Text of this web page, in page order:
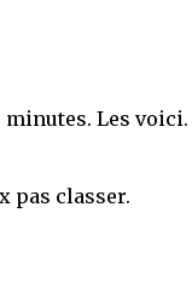
Les
pas classer.